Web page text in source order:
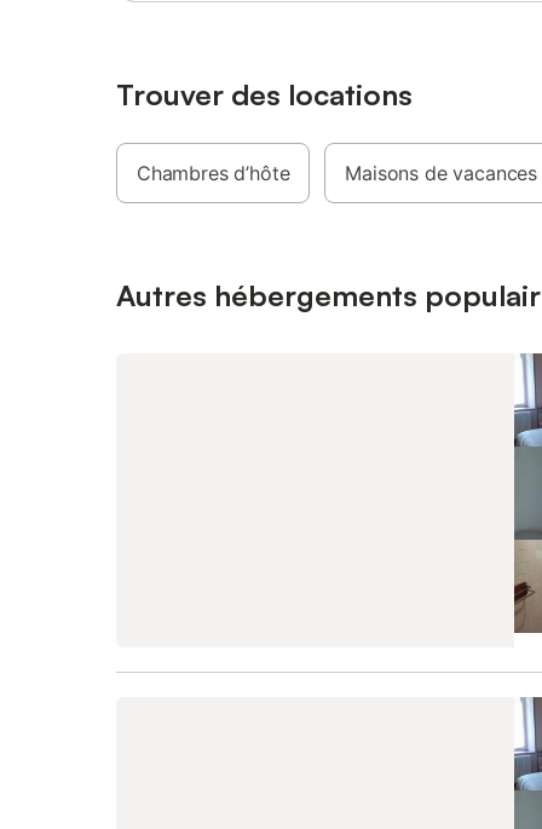
Trouver des locations
Chambres d’hôte Maisons de vacances
Autres hébergements